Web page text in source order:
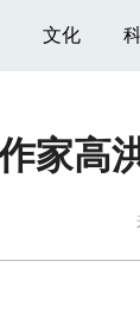
文化
家高